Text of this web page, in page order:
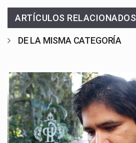
ARTÍCULOS RELACIONADOS
DE LA MISMA CATEGORÍA